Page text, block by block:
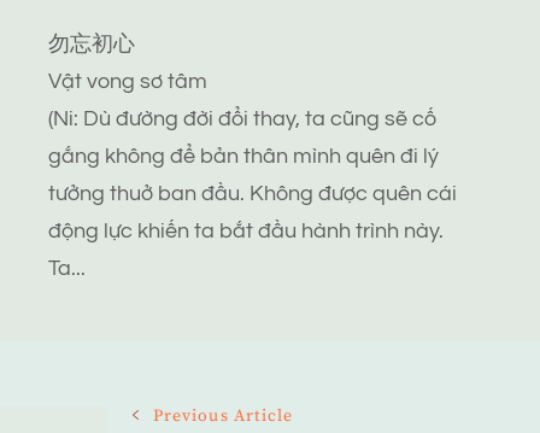
勿忘初心
Vật vong sơ tâm
(Ni: Dù đường đời đổi thay, ta cũng sẽ cố
gắng không để bản thân mình quên đi lý
tưởng thuở ban đầu. Không được quên cái
động lực khiến ta bắt đầu hành trình này.
Ta...
Previous Article